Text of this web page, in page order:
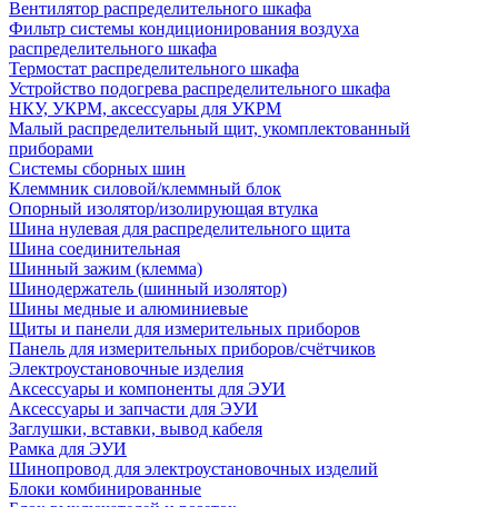
Вентилятор распределительного шкафа
Фильтр системы кондиционирования воздуха
распределительного шкафа
Термостат распределительного шкафа
Устройство подогрева распределительного шкафа
НКУ, УКРМ, аксессуары для УКРМ
Малый распределительный щит, укомплектованный
приборами
Системы сборных шин
Клеммник силовой/клеммный блок
Опорный изолятор/изолирующая втулка
Шина нулевая для распределительного щита
Шина соединительная
Шинный зажим (клемма)
Шинодержатель (шинный изолятор)
Шины медные и алюминиевые
Щиты и панели для измерительных приборов
Панель для измерительных приборов/счётчиков
Электроустановочные изделия
Аксессуары и компоненты для ЭУИ
Аксессуары и запчасти для ЭУИ
Заглушки, вставки, вывод кабеля
Рамка для ЭУИ
Шинопровод для электроустановочных изделий
Блоки комбинированные